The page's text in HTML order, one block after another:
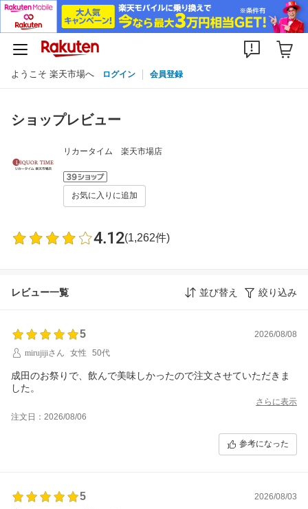
ようこそ 楽天市場へ ログイン 会員登録
ショップレビュー
リカータイム 楽天市場店
お気に入りに追加
4.12(1,262件)
レビュー一覧 並び替え 絞り込み
5
2026/08/08
mirujijiさん
女性 50代
成田のお祭りで、飲んで美味しかったので注文させていただきま
した。
さらに表示
注文日：2026/08/06
参考になった
5
2026/08/03